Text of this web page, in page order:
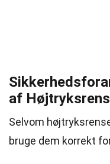
af
Selvom
bruge dem korrekt